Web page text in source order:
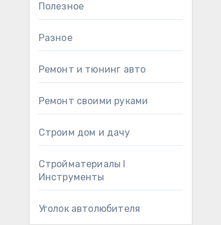
Полезное
Разное
Ремонт и тюнинг авто
Ремонт своими руками
Строим дом и дачу
Стройматериалы l
Инструменты
Уголок автолюбителя